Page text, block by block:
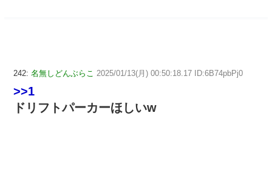
242: 名無しどんぶらこ 2025/01/13(月) 00:50:18.17 ID:6B74pbPj0
>>1
ドリフトパーカーほしいw